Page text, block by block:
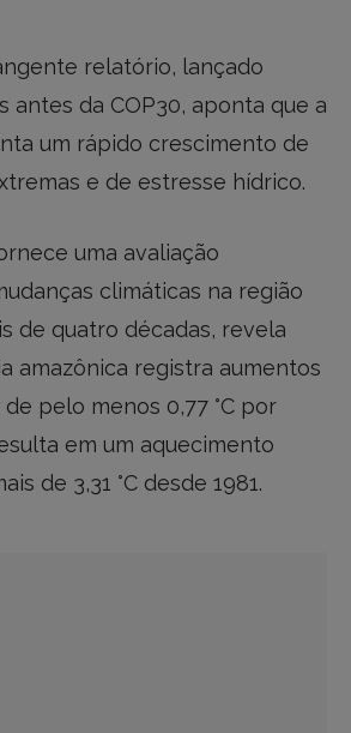
relatório, lançado
antes da COP30, aponta que a
um rápido crescimento de
e de estresse hídrico.
uma avaliação
climáticas na região
de quatro décadas, revela
amazônica registra aumentos
pelo menos 0,77 °C por
em um aquecimento
de 3,31 °C desde 1981.